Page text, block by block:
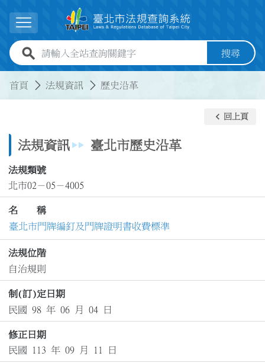
展開選單
全站查詢關鍵字欄位 搜尋
首頁 法規資訊 歷史沿革
法規資訊 臺北市歷史沿革
keyboard_arrow_left 回上頁
法規類號
北市02－05－4005
名 稱
臺北市門牌編釘及門牌證明書收費標準
法規位階
自治規則
制(訂)定日期
民國 98 年 06 月 04 日
修正日期
民國 113 年 09 月 11 日